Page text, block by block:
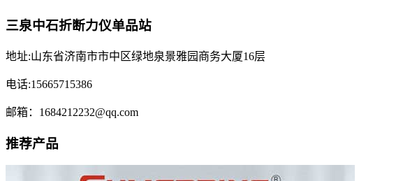
三泉中石折断力仪单品站
地址:山东省济南市市中区绿地泉景雅园商务大厦16层
电话:15665715386
邮箱：1684212232@qq.com
推荐产品